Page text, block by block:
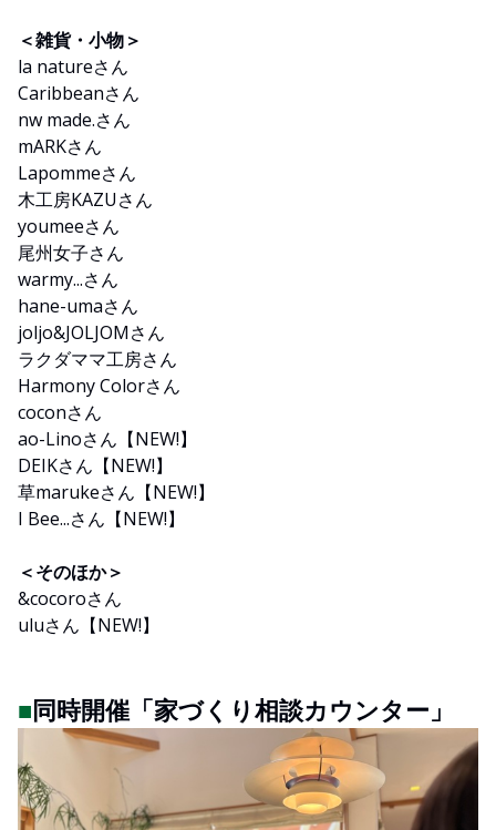
＜雑貨・小物＞
la natureさん
Caribbeanさん
nw made.さん
mARKさん
Lapommeさん
木工房KAZUさん
youmeeさん
尾州女子さん
warmy...さん
hane-umaさん
joljo&JOLJOMさん
ラクダママ工房さん
Harmony Colorさん
coconさん
ao-Linoさん【NEW!】
DEIKさん【NEW!】
草marukeさん【NEW!】
I Bee...さん【NEW!】
＜そのほか＞
&cocoroさん
uluさん【NEW!】
■同時開催「家づくり相談カウンター」